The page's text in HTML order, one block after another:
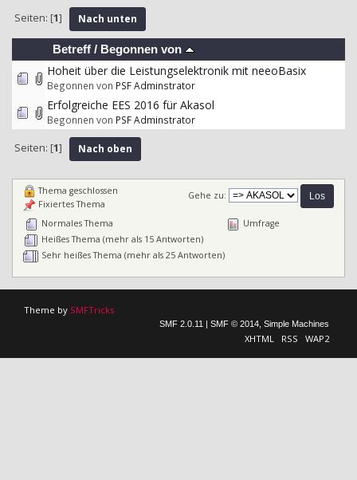
Seiten: [1] Nach unten
Betreff / Begonnen von
Hoheit über die Leistungselektronik mit neeoBasix
Begonnen von PSF Adminstrator
Erfolgreiche EES 2016 für Akasol
Begonnen von PSF Adminstrator
Seiten: [1] Nach oben
Gehe zu:
Normales Thema
Heißes Thema (mehr als 15 Antworten)
Sehr heißes Thema (mehr als 25 Antworten)
Thema geschlossen
Fixiertes Thema
Umfrage
Theme by SMFTricks
SMF 2.0.11 SMF © 2014 Simple Machines
XHTML RSS WAP2